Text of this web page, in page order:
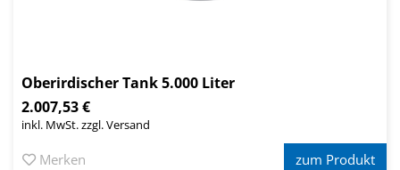
Oberirdischer Tank 5.000 Liter
2.007,53 €
inkl. MwSt. zzgl. Versand
Merken zum Produkt